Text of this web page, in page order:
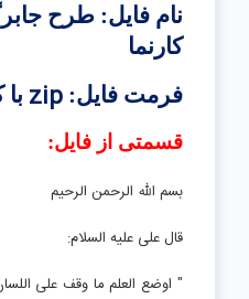
نام فایل: طرح
کارنما
فرمت فایل:zip
قسمتی از فایل:
بسم الله الرحمن الرحیم
قال علی علیه السلام:
" اوضع العلم ما وقف علی